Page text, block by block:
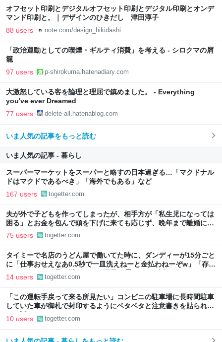
オフセット印刷とデジタルオフセット印刷とデジタル印刷とオンデ
マンド印刷と。｜デザインのひきだし 津田淳子
88 users note.com/design_hikidashi
「政治運動としての喫煙・ギルティ消費」を考える - シロクマの屑
籠
97 users p-shirokuma.hatenadiary.com
大激怒している客を論理と理屈で鎮めました。 - Everything
you've ever Dreamed
77 users delete-all.hatenablog.com
いま人気の記事をもっと読む
いま人気の記事 - 暮らし
スーパーマーケットをスーパーと略すの日本過ぎる…「マクドナル
ドはマクドであるべき」「海外でもある」など
167 users togetter.com
夫が外で子どもを作ってしまったが、相手方が「私生児になっては
困る」とお金を包んで頭を下げに来ても応じず、晩年まで離婚に応
じなかった親戚の話→「一生復讐になる」「これ本人幸せなの？」
75 users togetter.com
タイミーで名店のうどん屋で働いてた時に、ダンディーが15分ごと
に「仕事おせえなあ0.5秒で一皿洗えねーと金払わねーぞw」「存在
がうぜえんだよ早く消えろ」と耳元に囁いてきた話
14 users togetter.com
「この運転手戻って来る所見たい」コンビニの駐車場に長時間駐車
していた車が御札で封印するようにベタベタと注意書きを貼られて
いた話
10 users togetter.com